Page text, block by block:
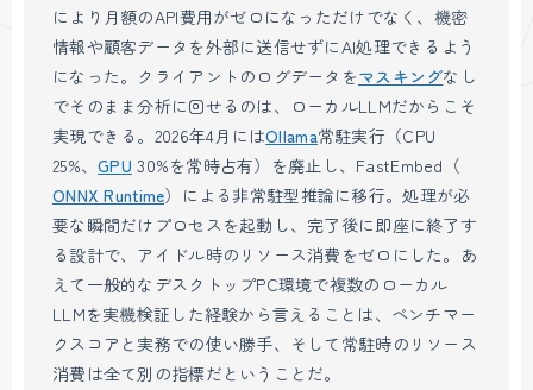
により月額のAPI費用がゼロになっただけでなく、機密
情報や顧客データを外部に送信せずにAI処理できるよう
になった。クライアントのログデータをマスキングなし
でそのまま分析に回せるのは、ローカルLLMだからこそ
実現できる。2026年4月にはOllama常駐実行（CPU
25%、GPU 30%を常時占有）を廃止し、FastEmbed（
ONNX Runtime）による非常駐型推論に移行。処理が必
要な瞬間だけプロセスを起動し、完了後に即座に終了す
る設計で、アイドル時のリソース消費をゼロにした。あ
えて一般的なデスクトップPC環境で複数のローカル
LLMを実機検証した経験から言えることは、ベンチマー
クスコアと実務での使い勝手、そして常駐時のリソース
消費は全て別の指標だということだ。